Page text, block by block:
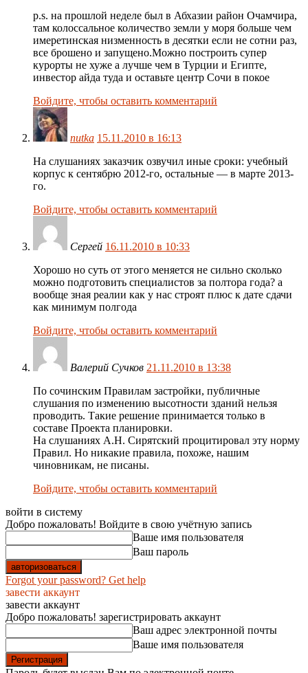
p.s. на прошлой неделе был в Абхазии район Очамчира,
там колоссальное количество земли у моря больше чем
имеретинская низменность в десятки если не сотни раз,
все брошено и запущено.Можно построить супер
курорты не хуже а лучше чем в Турции и Египте,
инвестор айда туда и оставьте центр Сочи в покое
Войдите, чтобы оставить комментарий
nutka 15.11.2010 в 16:13
На слушаниях заказчик озвучил иные сроки: учебный
корпус к сентябрю 2012-го, остальные — в марте 2013-
го.
Войдите, чтобы оставить комментарий
Сергей 16.11.2010 в 10:33
Хорошо но суть от этого меняется не сильно сколько
можно подготовить специалистов за полтора года? а
вообще зная реалии как у нас строят плюс к дате сдачи
как минимум полгода
Войдите, чтобы оставить комментарий
Валерий Сучков 21.11.2010 в 13:38
По сочинским Правилам застройки, публичные
слушания по изменению высотности зданий нельзя
проводить. Такие решение принимается только в
составе Проекта планировки.
На слушаниях А.Н. Сирятский процитировал эту норму
Правил. Но никакие правила, похоже, нашим
чиновникам, не писаны.
Войдите, чтобы оставить комментарий
войти в систему
Добро пожаловать! Войдите в свою учётную запись
Ваше имя пользователя
Ваш пароль
Forgot your password? Get help
завести аккаунт
завести аккаунт
Добро пожаловать! зарегистрировать аккаунт
Ваш адрес электронной почты
Ваше имя пользователя